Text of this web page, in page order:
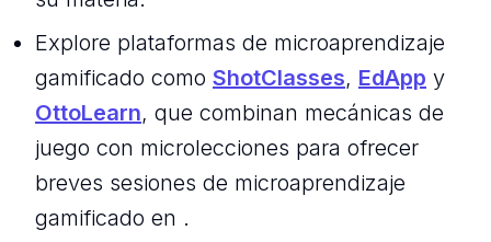
Explore plataformas de microaprendizaje
gamificado como ShotClasses, EdApp y
OttoLearn, que combinan mecánicas de
juego con microlecciones para ofrecer
breves sesiones de microaprendizaje
gamificado en .